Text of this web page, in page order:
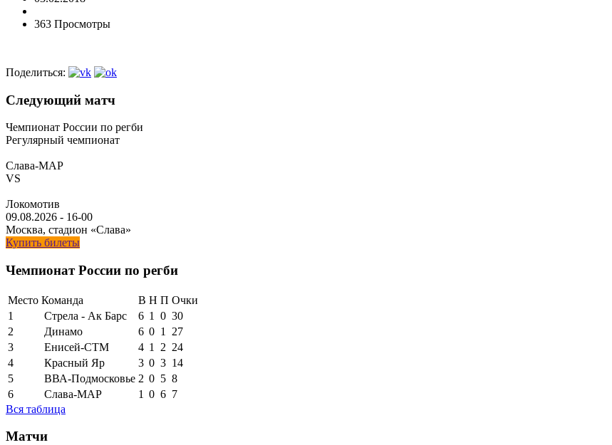
363 Просмотры
Поделиться:
Следующий матч
Чемпионат России по регби
Регулярный чемпионат
Слава-МАР
VS
Локомотив
09.08.2026 - 16-00
Москва, стадион «Слава»
Купить билеты
Чемпионат России по регби
Место Команда В Н П Очки
1
Стрела - Ак Барс 6 1 0 30
2
Динамо 6 0 1
27
3
Енисей-СТМ 4 1 2 24
4
Красный Яр 3 0 3 14
5
ВВА-Подмосковье 2 0 5 8
6
Слава-МАР 1 0 6 7
Вся таблица
Матчи